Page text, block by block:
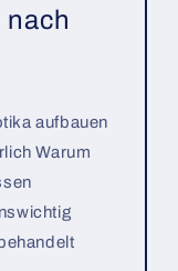
nach
aufbauen
Warum